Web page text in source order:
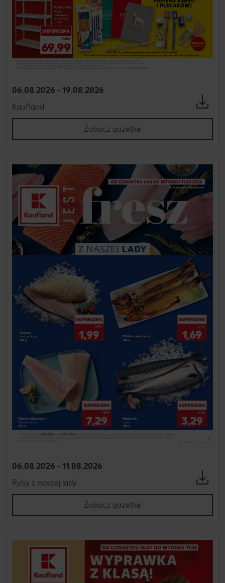
06.08.2026 - 19.08.2026
Kaufland
Zobacz gazetkę
06.08.2026 - 11.08.2026
Ryby z naszej lady
Zobacz gazetkę